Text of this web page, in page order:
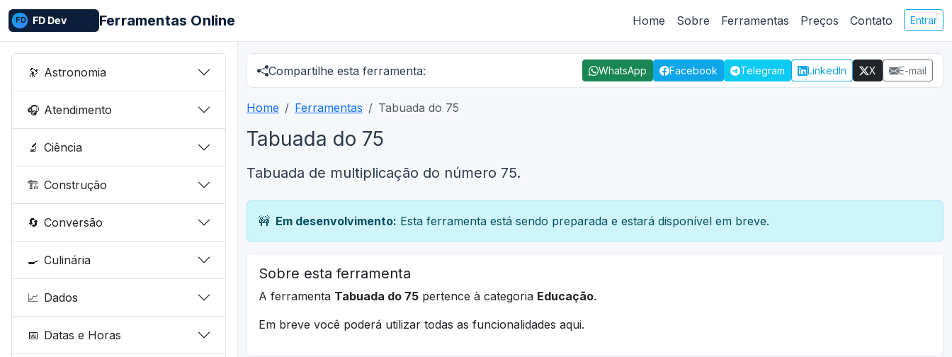
Ferramentas Online Home Sobre Ferramentas Preços Contato Entrar
🔭 Astronomia
🎧 Atendimento
🔬 Ciência
🏗️ Construção
🔄 Conversão
🍳 Culinária
📈 Dados
📅 Datas e Horas
Compartilhe esta ferramenta: WhatsApp Facebook Telegram LinkedIn X E-mail
Home Ferramentas Tabuada do 75
Tabuada do 75
Tabuada de multiplicação do número 75.
🚧 Em desenvolvimento: Esta ferramenta está sendo preparada e estará disponível em breve.
Sobre esta ferramenta
A ferramenta Tabuada do 75 pertence à categoria Educação.
Em breve você poderá utilizar todas as funcionalidades aqui.